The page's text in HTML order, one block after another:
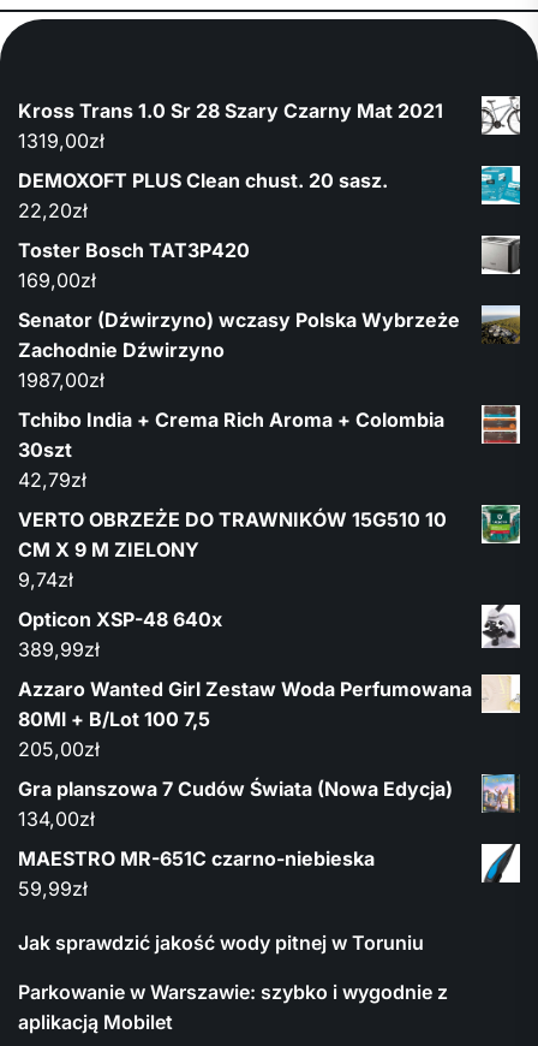
Kross Trans 1.0 Sr 28 Szary Czarny Mat 2021
1319,00zł
DEMOXOFT PLUS Clean chust. 20 sasz.
22,20zł
Toster Bosch TAT3P420
169,00zł
Senator (Dźwirzyno) wczasy Polska Wybrzeże
Zachodnie Dźwirzyno
1987,00zł
Tchibo India + Crema Rich Aroma + Colombia
30szt
42,79zł
VERTO OBRZEŻE DO TRAWNIKÓW 15G510 10
CM X 9 M ZIELONY
9,74zł
Opticon XSP-48 640x
389,99zł
Azzaro Wanted Girl Zestaw Woda Perfumowana
80Ml + B/Lot 100 7,5
205,00zł
Gra planszowa 7 Cudów Świata (Nowa Edycja)
134,00zł
MAESTRO MR-651C czarno-niebieska
59,99zł
Jak sprawdzić jakość wody pitnej w Toruniu
Parkowanie w Warszawie: szybko i wygodnie z
aplikacją Mobilet